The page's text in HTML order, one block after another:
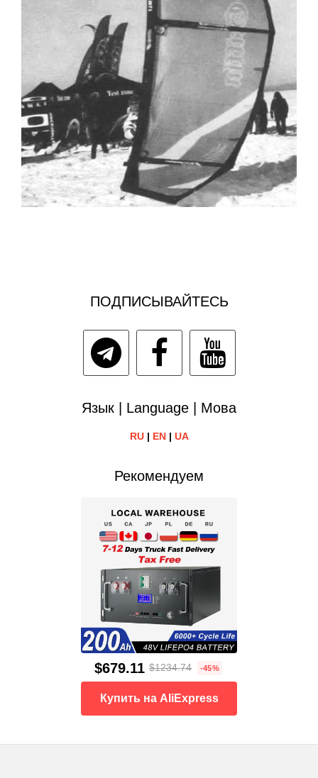
ПОДПИСЫВАЙТЕСЬ
Язык | Language | Мова
RU| EN| UA
Рекомендуем
$679.11 $1234.74 -45%
Купить на AliExpress